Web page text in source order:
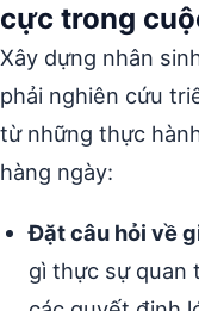
cực trong
Xây dựng nhân
phải nghiên cứu
từ những thực
hàng ngày:
Đặt câu hỏi về
gì thực sự quan